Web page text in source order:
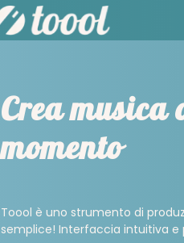
Crea musica
momento
Toool è uno strumento di
semplice! Interfaccia intuitiva e